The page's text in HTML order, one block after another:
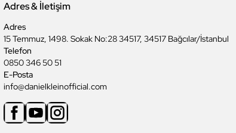
Adres & İletişim
Adres
15 Temmuz, 1498. Sokak No:28 34517, 34517 Bağcılar/İstanbul
Telefon
0850 346 50 51
E-Posta
info@danielkleinofficial.com
FacebookYoutubeInstagram